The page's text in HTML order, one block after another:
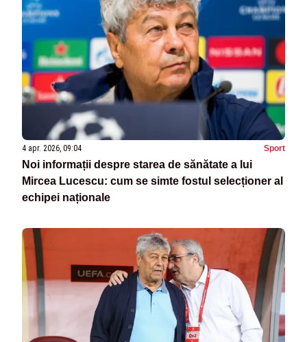
4 apr. 2026, 09:04 Sport
Noi informații despre starea de sănătate a lui
Mircea Lucescu: cum se simte fostul selecționer al
echipei naționale